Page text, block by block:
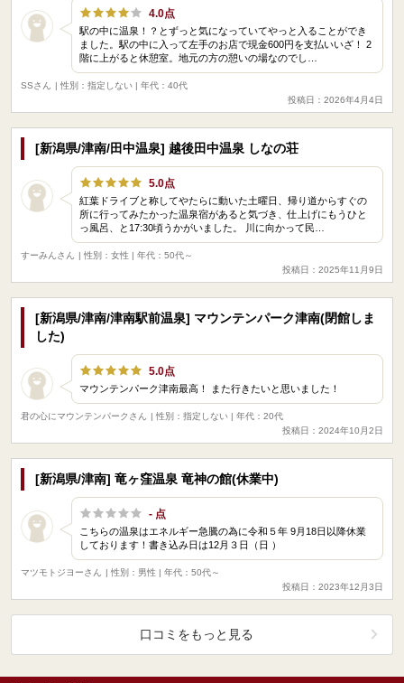
4.0点
駅の中に温泉！？とずっと気になっていてやっと入ることができ
ました。駅の中に入って左手のお店で現金600円を支払いいざ！ 2
階に上がると休憩室。地元の方の憩いの場なのでし…
SSさん
| 性別：指定しない | 年代：40代
投稿日：2026年4月4日
[新潟県/津南/田中温泉] 越後田中温泉 しなの荘
5.0点
紅葉ドライブと称してやたらに動いた土曜日、帰り道からすぐの
所に行ってみたかった温泉宿があると気づき、仕上げにもうひと
っ風呂、と17:30頃うかがいました。 川に向かって民…
すーみんさん
| 性別：女性 | 年代：50代～
投稿日：2025年11月9日
[新潟県/津南/津南駅前温泉] マウンテンパーク津南(閉館しま
した)
5.0点
マウンテンパーク津南最高！ また行きたいと思いました！
君の心にマウンテンパークさん
| 性別：指定しない | 年代：20代
投稿日：2024年10月2日
[新潟県/津南] 竜ヶ窪温泉 竜神の館(休業中)
- 点
こちらの温泉はエネルギー急騰の為に令和５年 9月18日以降休業
しております！書き込み日は12月３日（日 ）
マツモトジヨーさん
| 性別：男性 | 年代：50代～
投稿日：2023年12月3日
口コミをもっと見る